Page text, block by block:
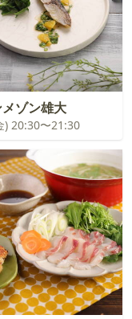
ゾン雄大
) 20:30〜21:30